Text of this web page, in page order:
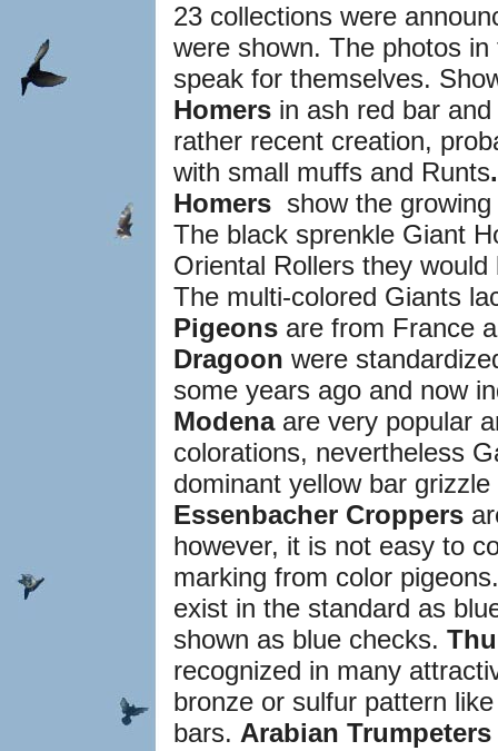
23 collections were
were shown. The photos
speak for themselves.
Homers in ash red bar
rather recent creation,
with small muffs and Runts
Homers show the
The black sprenkle Giant
Oriental Rollers they
The multi-colored Giants
Pigeons are from France
Dragoon were
some years ago and now
Modenaare very popular
colorations, nevertheless
dominant yellow bar
Essenbacher Croppers
however, it is not easy to
marking from color
exist in the standard as
shown as blue checks.
recognized in many
bronze or sulfur pattern
bars. Arabian Trumpeters